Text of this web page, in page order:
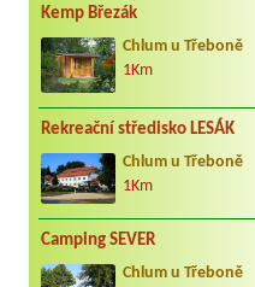
Kemp Březák
Chlum u Třeboně
1Km
Rekreační středisko LESÁK
Chlum u Třeboně
1Km
Camping SEVER
Chlum u Třeboně